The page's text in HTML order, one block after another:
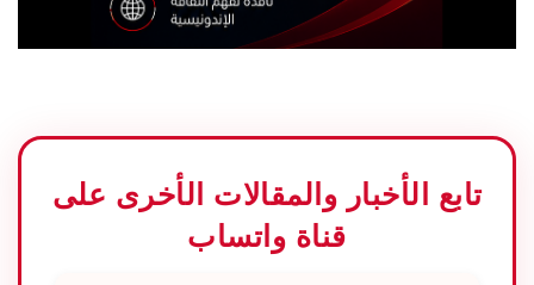
تابع الأخبار والمقالات الأخرى على
قناة واتساب